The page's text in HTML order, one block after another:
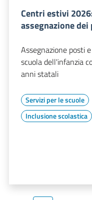
Centri estivi
assegnazione
Assegnazione posti
scuola dell'infanzia
anni statali
Servizi per le scuole
Inclusione scolastica